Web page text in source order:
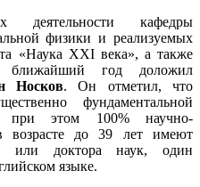
деятельности кафедры
физики и реализуемых
«Наука XXI века», а также
ближайший год доложил
Носков. Он отметил, что
фундаментальной
при этом 100% научно-
в возрасте до 39 лет имеют
или доктора наук, один
языке.